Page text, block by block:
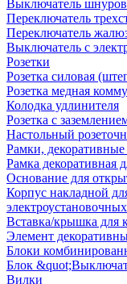
Выключатель
Переключатель
Переключатель
Выключатель с
Розетки
Розетка силовая
Розетка медная
Колодка удлинителя
Розетка с
Настольный
Рамки,
Рамка декоративная
Основание для
Корпус накладной
Вставка/крышка для
Элемент
Блоки
Блок
Вилки